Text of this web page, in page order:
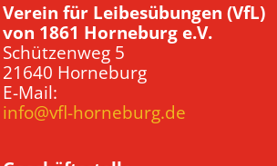
Verein für Leibesübungen (VfL)
von 1861 Horneburg e.V.
Schützenweg 5
21640 Horneburg
E-Mail:
info@vfl-horneburg.de